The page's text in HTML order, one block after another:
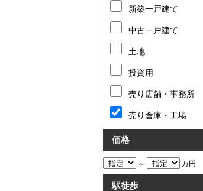
新築一戸建て
中古一戸建て
土地
投資用
売り店舗・事務所
売り倉庫・工場
価格
～ 万円
駅徒歩